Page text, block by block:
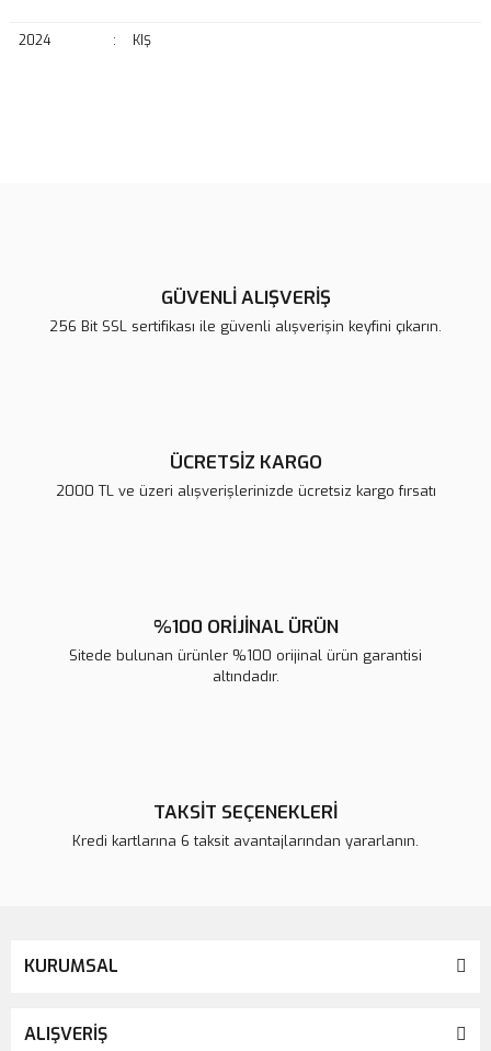
2024 : KIŞ
Ürün açıklamasında eksik bilgiler bulunuyor.
GÜVENLİ ALIŞVERİŞ
256 Bit SSL sertifikası ile güvenli alışverişin keyfini çıkarın.
ÜCRETSİZ KARGO
2000 TL ve üzeri alışverişlerinizde ücretsiz kargo fırsatı
%100 ORİJİNAL ÜRÜN
Sitede bulunan ürünler %100 orijinal ürün garantisi
altındadır.
TAKSİT SEÇENEKLERİ
Kredi kartlarına 6 taksit avantajlarından yararlanın.
KURUMSAL
ALIŞVERİŞ